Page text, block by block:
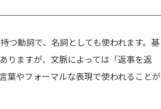
つ動詞で、名詞としても使われます。基
りますが、文脈によっては「返事を返
葉やフォーマルな表現で使われることが